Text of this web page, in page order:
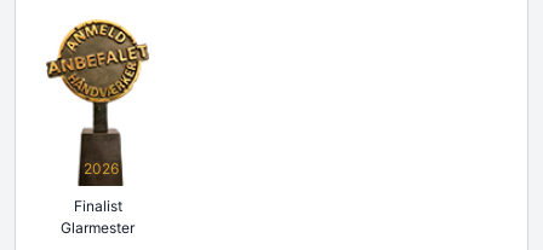
2026
Finalist
Glarmester